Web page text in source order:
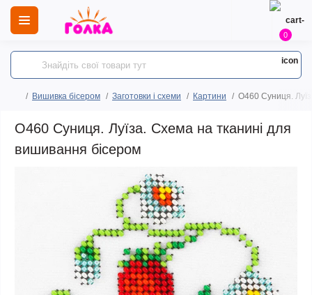
0
Вишивка бісером Заготовки і схеми Картини O460 Суниця.
O460 Суниця. Луїза. Схема на тканині для
вишивання бісером